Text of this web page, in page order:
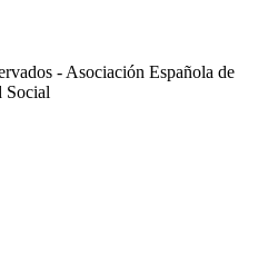
- Asociación Española de
Social